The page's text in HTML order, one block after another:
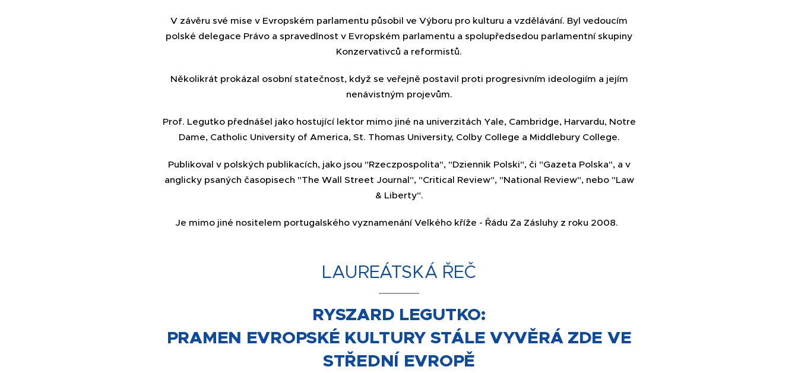
V závěru své mise v Evropském parlamentu působil ve Výboru pro kulturu a vzdělávání. Byl vedoucím
polské delegace Právo a spravedlnost v Evropském parlamentu a spolupředsedou parlamentní skupiny
Konzervativců a reformistů.
Několikrát prokázal osobní statečnost, když se veřejně postavil proti progresivním ideologiím a jejím
nenávistným projevům.
Prof. Legutko přednášel jako hostující lektor mimo jiné na univerzitách Yale, Cambridge, Harvardu, Notre
Dame, Catholic University of America, St. Thomas University, Colby College a Middlebury College.
Publikoval v polských publikacích, jako jsou "Rzeczpospolita", "Dziennik Polski", či "Gazeta Polska", a v
anglicky psaných časopisech "The Wall Street Journal", "Critical Review", "National Review", nebo "Law
& Liberty".
Je mimo jiné nositelem portugalského vyznamenání Velkého kříže - Řádu Za Zásluhy z roku 2008.
LAUREÁTSKÁ ŘEČ
RYSZARD LEGUTKO:
PRAMEN EVROPSKÉ KULTURY STÁLE VYVĚRÁ ZDE VE
STŘEDNÍ EVROPĚ